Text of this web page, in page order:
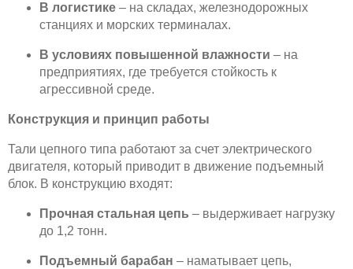
В логистике – на складах, железнодорожных
станциях и морских терминалах.
В условиях повышенной влажности – на
предприятиях, где требуется стойкость к
агрессивной среде.
Конструкция и принцип работы
Тали цепного типа работают за счет электрического
двигателя, который приводит в движение подъемный
блок. В конструкцию входят:
Прочная стальная цепь – выдерживает нагрузку
до 1,2 тонн.
Подъемный барабан – наматывает цепь,